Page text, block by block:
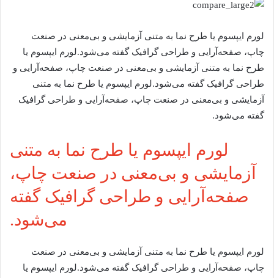
لورم ایپسوم یا طرح‌ نما به متنی آزمایشی و بی‌معنی در صنعت
چاپ، صفحه‌آرایی و طراحی گرافیک گفته می‌شود.لورم ایپسوم یا
طرح‌ نما به متنی آزمایشی و بی‌معنی در صنعت چاپ، صفحه‌آرایی و
طراحی گرافیک گفته می‌شود.لورم ایپسوم یا طرح‌ نما به متنی
آزمایشی و بی‌معنی در صنعت چاپ، صفحه‌آرایی و طراحی گرافیک
گفته می‌شود.
لورم ایپسوم یا طرح‌ نما به متنی
آزمایشی و بی‌معنی در صنعت چاپ،
صفحه‌آرایی و طراحی گرافیک گفته
می‌شود.
لورم ایپسوم یا طرح‌ نما به متنی آزمایشی و بی‌معنی در صنعت
چاپ، صفحه‌آرایی و طراحی گرافیک گفته می‌شود.لورم ایپسوم یا